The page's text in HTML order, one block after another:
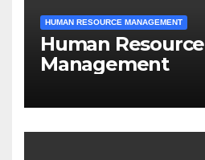
HUMAN RESOURCE MANAGEMENT
Human Resource
Management